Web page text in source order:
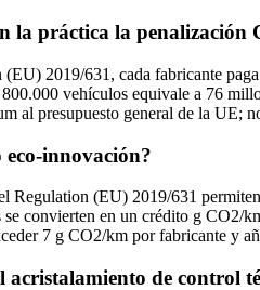
la práctica la penalización
2019/631, cada fabricante
vehículos equivale a 76
al presupuesto general de la UE;
eco-innovación?
Regulation (EU) 2019/631
se convierten en un crédito g CO2/
7 g CO2/km por fabricante y
acristalamiento de control